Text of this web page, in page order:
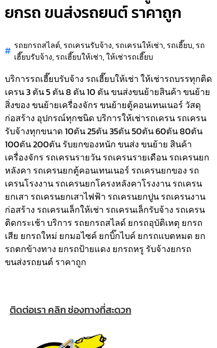
ยกรถ ขนส่งรถยนต์ ราคาถูก
รถยกรถสไลด์, รถเครนรับจ้าง, รถเครนให้เช่า, รถเฮี๊ยบ, รถ
เฮี๊ยบรับจ้าง, รถเฮี๊ยบให้เช่า,ให้เช่ารถเฮี๊ยบ
บริการรถเฮี๊ยบรับจ้าง รถเฮี๊ยบให้เช่า ให้เช่ารถบรรทุกติด
เครน 3 ตัน 5 ตัน 8 ตัน 10 ตัน ขนส่งขนย้ายสินค้า ขนย้าย
สิ่งของ ขนย้ายเครื่องจักร ขนย้ายตู้คอนเทนเนอร์ วัสดุ
ก่อสร้าง อุปกรณ์ทุกชนิดบริการให้เช่ารถเครน รถเครน
รับจ้างทุกขนาด 10ตัน 25ตัน 35ตัน 50ตัน 60ตัน 80ตัน
100ตัน 200ตัน รับยกของหนัก ขนส่ง ขนย้าย สินค้า
เครื่องจักร รถเครนรายวัน รถเครนรายเดือน รถเครนยก
หลังคา รถเครนยกตู้คอนเทนเนอร์ รถเครนยกของ รถ
เครนโรงงาน รถเครนยกโครงหลังคาโรงงาน รถเครน
ยกเสา รถเครนยกเสาไฟฟ้า รถเครนยกปูน รถเครนงาน
ก่อสร้าง รถเครนเล็กให้เช่า รถเครนเล็กรับจ้าง รถเครน
ติดกระเช้าบริการ รถยกรถสไลด์ ยกรถอุบัติเหตุ ยกรถ
เสีย ยกรถใหม่ ยกมอไซค์ ยกบิ๊กไบค์ ยกรถแบตหมด ยก
รถตกข้างทาง ยกรถป้ายแดง ยกรถหรู รับจ้างยกรถ
ขนส่งรถยนต์ ราคาถูก
ติดต่อเรา คลิก ช่องทางที่สะดวก